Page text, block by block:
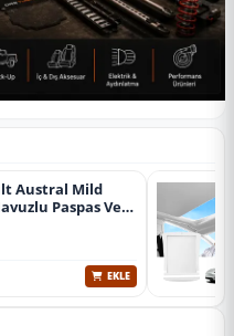
Austral Mild
Paspas Ve
EKLE